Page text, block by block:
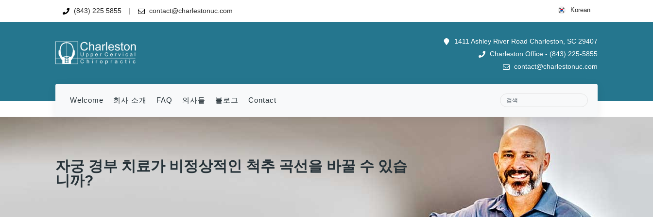
(843) 225 5855 contact@charlestonuc.com Korean
1411 Ashley River Road Charleston, SC 29407
Charleston Office - (843) 225-5855
contact@charlestonuc.com
Welcome 회사 소개 FAQ 의사들 블로그 Contact
자궁 경부 치료가 비정상적인 척추 곡선을 바꿀 수 있습
니까?